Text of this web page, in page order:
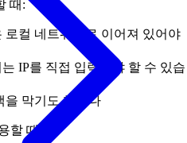
때:
로컬 네트워크로 이어져 있어야
IP를 직접 입력해야 할 수 있습
을 막기도 합니다
할 때: